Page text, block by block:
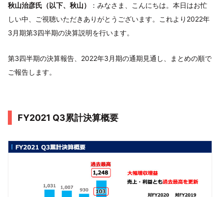
秋山治彦氏（以下、秋山）
：みなさま、こんにちは。本日はお忙
しい中、ご視聴いただきありがとうございます。これより2022年
3月期第3四半期の決算説明を行います。
第3四半期の決算報告、2022年3月期の通期見通し、まとめの順で
ご報告します。
FY2021 Q3累計決算概要